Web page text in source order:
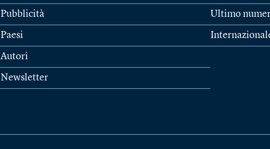
Pubblicità
Paesi
Autori
Newsletter
Ultimo